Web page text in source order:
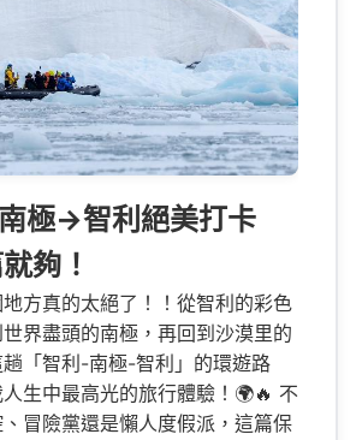
極→智利絕美打卡
夠！
方真的太絕了！！從智利的彩色
界盡頭的南極，再回到沙漠里的
「智利-南極-智利」的環遊路
生中最高光的旅行體驗！🌍🔥 不
冒險黨還是懶人度假派，這篇保